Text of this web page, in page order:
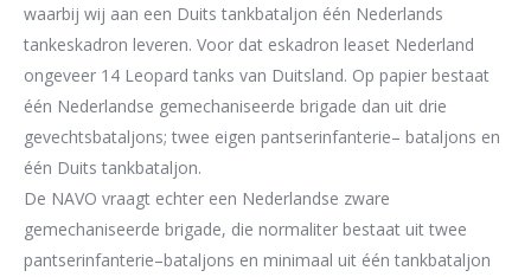
waarbij wij aan een Duits tankbataljon één Nederlands
tankeskadron leveren. Voor dat eskadron leaset Nederland
ongeveer 14 Leopard tanks van Duitsland. Op papier bestaat
één Nederlandse gemechaniseerde brigade dan uit drie
gevechtsbataljons; twee eigen pantserinfanterie– bataljons en
één Duits tankbataljon.
De NAVO vraagt echter een Nederlandse zware
gemechaniseerde brigade, die normaliter bestaat uit twee
pantserinfanterie–bataljons en minimaal uit één tankbataljon